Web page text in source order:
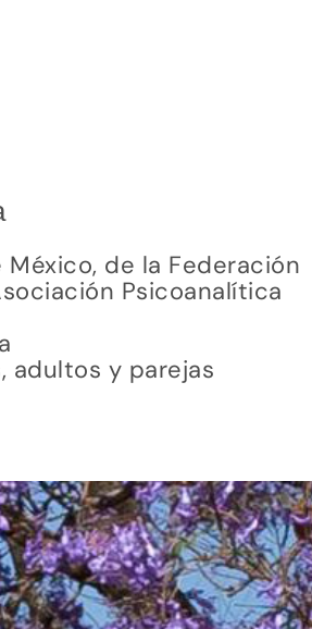
de la Federación
Psicoanalítica
adultos y parejas